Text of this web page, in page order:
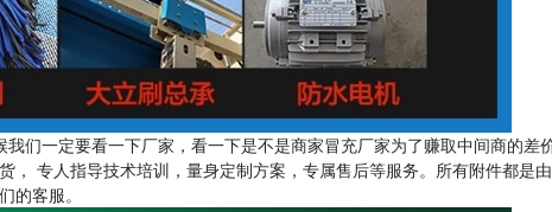
们一定要看一下厂家，看一下是不是商家冒充厂家为了赚取中间商的差
， 专人指导技术培训，量身定制方案，专属售后等服务。所有附件都是
的客服。